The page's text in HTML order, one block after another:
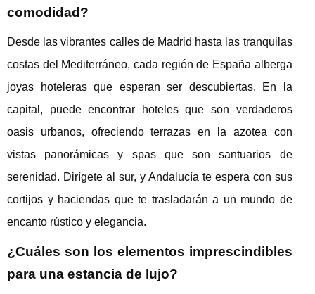
comodidad?
Desde las vibrantes calles de Madrid hasta las tranquilas
costas del Mediterráneo, cada región de España alberga
joyas hoteleras que esperan ser descubiertas. En la
capital, puede encontrar hoteles que son verdaderos
oasis urbanos, ofreciendo terrazas en la azotea con
vistas panorámicas y spas que son santuarios de
serenidad. Dirígete al sur, y Andalucía te espera con sus
cortijos y haciendas que te trasladarán a un mundo de
encanto rústico y elegancia.
¿Cuáles son los elementos imprescindibles
para una estancia de lujo?